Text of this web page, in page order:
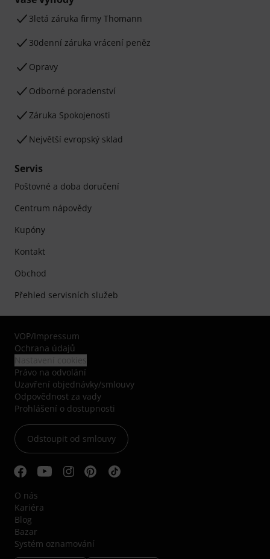
3letá záruka firmy Thomann
30denní záruka vrácení peněz
Opravy
Odborné poradenství
Záruka Spokojenosti
Největší evropský sklad
Servis
Poštovné a doba doručení
Centrum nápovědy
Kupóny
Kontakt
Obchod
Přehled servisních služeb
VOP/Impressum
Ochrana údajů
Právo na odvolání
Uzavření objednávky/smlouvy
Odpovědnost za vady
Prohlášení o dostupnosti
Odstoupit od smlouvy
O nás
Kariéra
Blog
Bazar
Systém oznamování